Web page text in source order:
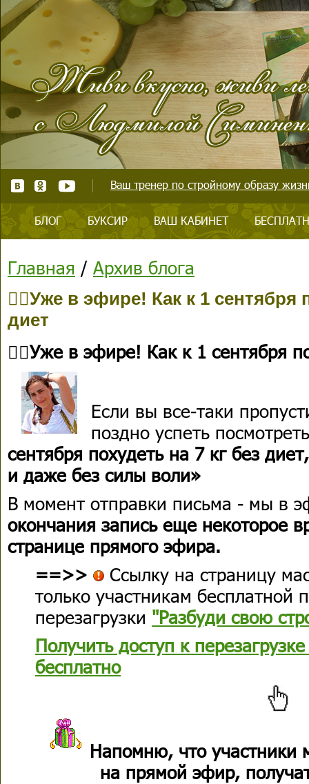
Ваш тренер по стройному образу
БЛОГ БУКСИР ВАШ КАБИНЕТ
Главная / Архив блога
👉🏻Уже в эфире! Как к 1 сентября
диет
👉🏻Уже в эфире! Как к 1 сентября
Если вы все-таки
поздно успеть
сентября похудеть на 7 кг без
и даже без силы воли»
В момент отправки письма - мы в
окончания запись еще некоторое
странице прямого эфира.
==>>
Ссылку на страницу
только участникам бесплатной
перезагрузки "Разбуди свою
Получить доступ к
бесплатно
Напомню, что участники
на прямой эфир,